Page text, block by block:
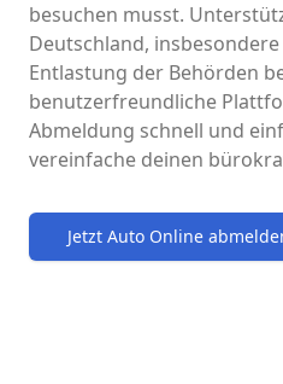
besuchen musst.
Deutschland,
Entlastung der Behörden
benutzerfreundliche
Abmeldung schnell und
vereinfache deinen
Jetzt Auto Online